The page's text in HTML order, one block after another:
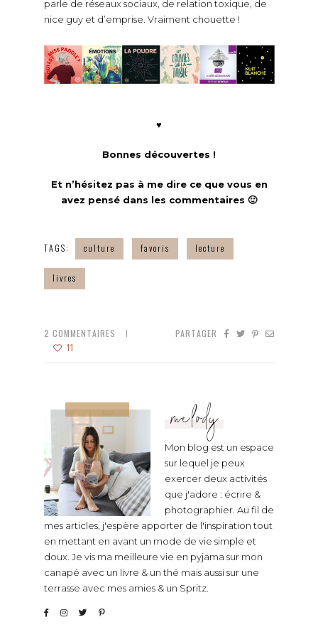
parle de réseaux sociaux, de relation toxique, de
nice guy et d’emprise. Vraiment chouette !
♥
Bonnes découvertes !
Et n’hésitez pas à me dire ce que vous en
avez pensé dans les commentaires 🙂
TAGS: culture favoris lecture
livres
2 COMMENTAIRES
11
PARTAGER
melody
Mon blog est un espace
sur lequel je peux
exercer deux activités
que j'adore : écrire &
photographier. Au fil de
mes articles, j'espère apporter de l'inspiration tout
en mettant en avant un mode de vie simple et
doux. Je vis ma meilleure vie en pyjama sur mon
canapé avec un livre & un thé mais aussi sur une
terrasse avec mes amies & un Spritz.